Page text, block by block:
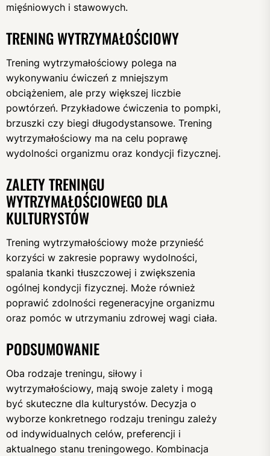
mięśniowych i stawowych.
TRENING WYTRZYMAŁOŚCIOWY
Trening wytrzymałościowy polega na
wykonywaniu ćwiczeń z mniejszym
obciążeniem, ale przy większej liczbie
powtórzeń. Przykładowe ćwiczenia to pompki,
brzuszki czy biegi długodystansowe. Trening
wytrzymałościowy ma na celu poprawę
wydolności organizmu oraz kondycji fizycznej.
ZALETY TRENINGU
WYTRZYMAŁOŚCIOWEGO DLA
KULTURYSTÓW
Trening wytrzymałościowy może przynieść
korzyści w zakresie poprawy wydolności,
spalania tkanki tłuszczowej i zwiększenia
ogólnej kondycji fizycznej. Może również
poprawić zdolności regeneracyjne organizmu
oraz pomóc w utrzymaniu zdrowej wagi ciała.
PODSUMOWANIE
Oba rodzaje treningu, siłowy i
wytrzymałościowy, mają swoje zalety i mogą
być skuteczne dla kulturystów. Decyzja o
wyborze konkretnego rodzaju treningu zależy
od indywidualnych celów, preferencji i
aktualnego stanu treningowego. Kombinacja